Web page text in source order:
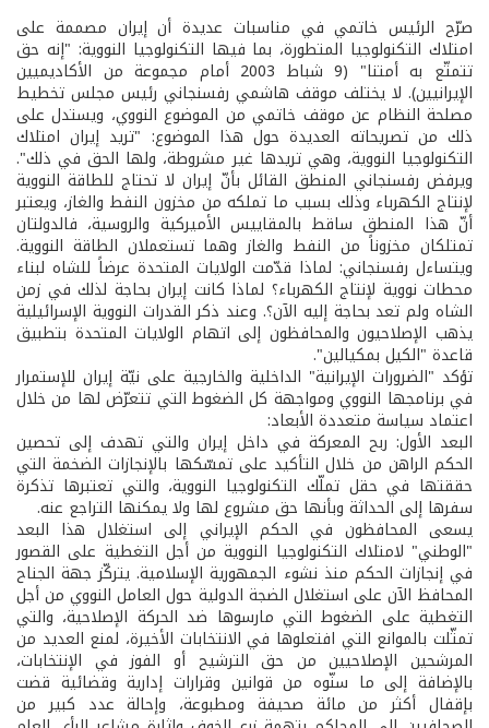
صرّح الرئيس خاتمي في مناسبات عديدة أن إيران مصممة على
امتلاك التكنولوجيا المتطورة، بما فيها التكنولوجيا النووية: "إنه حق
تتمتّع به أمتنا" (9 شباط 2003 أمام مجموعة من الأكاديميين
الإيرانيين). لا يختلف موقف هاشمي رفسنجاني رئيس مجلس تخطيط
مصلحة النظام عن موقف خاتمي من الموضوع النووي، ويستدل على
ذلك من تصريحاته العديدة حول هذا الموضوع: "تريد إيران امتلاك
التكنولوجيا النووية، وهي تريدها غير مشروطة، ولها الحق في ذلك".
ويرفض رفسنجاني المنطق القائل بأنّ إيران لا تحتاج للطاقة النووية
لإنتاج الكهرباء وذلك بسبب ما تملكه من مخزون النفط والغاز، ويعتبر
أنّ هذا المنطق ساقط بالمقاييس الأميركية والروسية، فالدولتان
تمتلكان مخزوناً من النفط والغاز وهما تستعملان الطاقة النووية.
ويتساءل رفسنجاني: لماذا قدّمت الولايات المتحدة عرضاً للشاه لبناء
محطات نووية لإنتاج الكهرباء؟ لماذا كانت إيران بحاجة لذلك في زمن
الشاه ولم تعد بحاجة إليه الآن؟. وعند ذكر القدرات النووية الإسرائيلية
يذهب الإصلاحيون والمحافظون إلى اتهام الولايات المتحدة بتطبيق
قاعدة "الكيل بمكيالين".
تؤكد "الضرورات الإيرانية" الداخلية والخارجية على نيّة إيران للإستمرار
في برنامجها النووي ومواجهة كل الضغوط التي تتعرّض لها من خلال
اعتماد سياسة متعددة الأبعاد:
البعد الأول: ربح المعركة في داخل إيران والتي تهدف إلى تحصين
الحكم الراهن من خلال التأكيد على تمسّكها بالإنجازات الضخمة التي
حققتها في حقل تملّك التكنولوجيا النووية، والتي تعتبرها تذكرة
سفرها إلى الحداثة وبأنها حق مشروع لها ولا يمكنها التراجع عنه.
يسعى المحافظون في الحكم الإيراني إلى استغلال هذا البعد
"الوطني" لامتلاك التكنولوجيا النووية من أجل التغطية على القصور
في إنجازات الحكم منذ نشوء الجمهورية الإسلامية. يتركّز جهة الجناح
المحافظ الآن على استغلال الضجة الدولية حول العامل النووي من أجل
التغطية على الضغوط التي مارسوها ضد الحركة الإصلاحية، والتي
تمثّلت بالموانع التي افتعلوها في الانتخابات الأخيرة، لمنع العديد من
المرشحين الإصلاحيين من حق الترشيح أو الفوز في الإنتخابات،
بالإضافة إلى ما سنّوه من قوانين وقرارات إدارية وقضائية قضت
بإقفال أكثر من مائة صحيفة ومطبوعة، وإحالة عدد كبير من